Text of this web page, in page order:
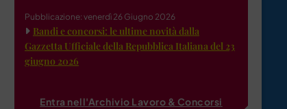
Pubblicazione: venerdì 26 Giugno 2026
Bandi e concorsi: le ultime novità dalla
Gazzetta Ufficiale della Repubblica Italiana del 23
giugno 2026
Entra nell'Archivio Lavoro & Concorsi